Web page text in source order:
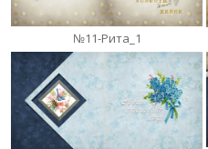
№11-Рита_1